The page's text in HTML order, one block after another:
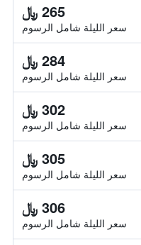
265 ﷼
سعر الليلة شامل الرسوم
284 ﷼
سعر الليلة شامل الرسوم
302 ﷼
سعر الليلة شامل الرسوم
305 ﷼
سعر الليلة شامل الرسوم
306 ﷼
سعر الليلة شامل الرسوم